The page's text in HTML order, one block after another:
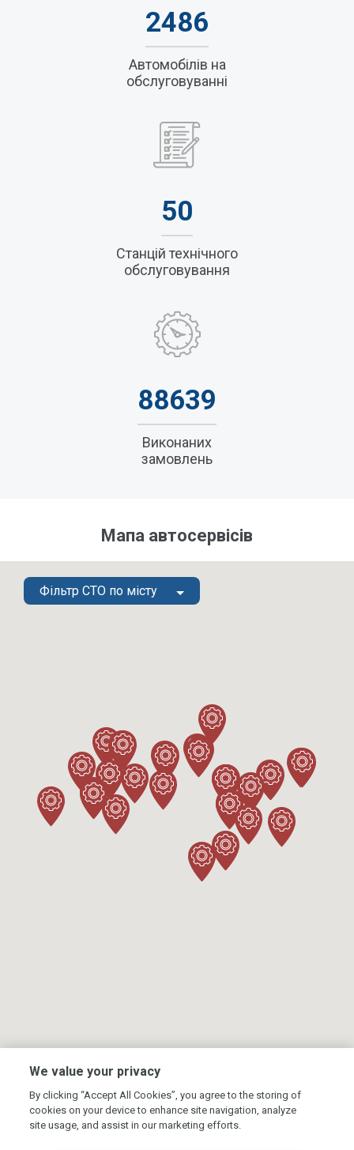
2486
Автомобілів на
обслуговуванні
50
Станцій технічного
обслуговування
88639
Виконаних
замовлень
Мапа автосервісів
Фільтр СТО по місту
Головна
Контакти
We value your privacy
By clicking “Accept All Cookies”, you agree to the storing of
cookies on your device to enhance site navigation, analyze
site usage, and assist in our marketing efforts.